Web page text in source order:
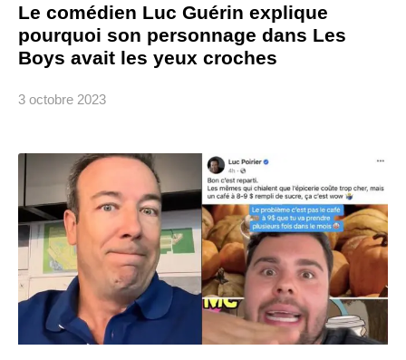
Le comédien Luc Guérin explique
pourquoi son personnage dans Les
Boys avait les yeux croches
3 octobre 2023